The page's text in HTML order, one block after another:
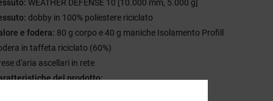
WEATHER DEFENSE 10 [10.000 mm, 5.000 g]
dobby in 100% poliestere riciclato
e fodera: 80 g corpo e 40 g maniche Isolamento Profill
in taffeta riciclato (60%)
d'aria ascellari in rete
del prodotto: